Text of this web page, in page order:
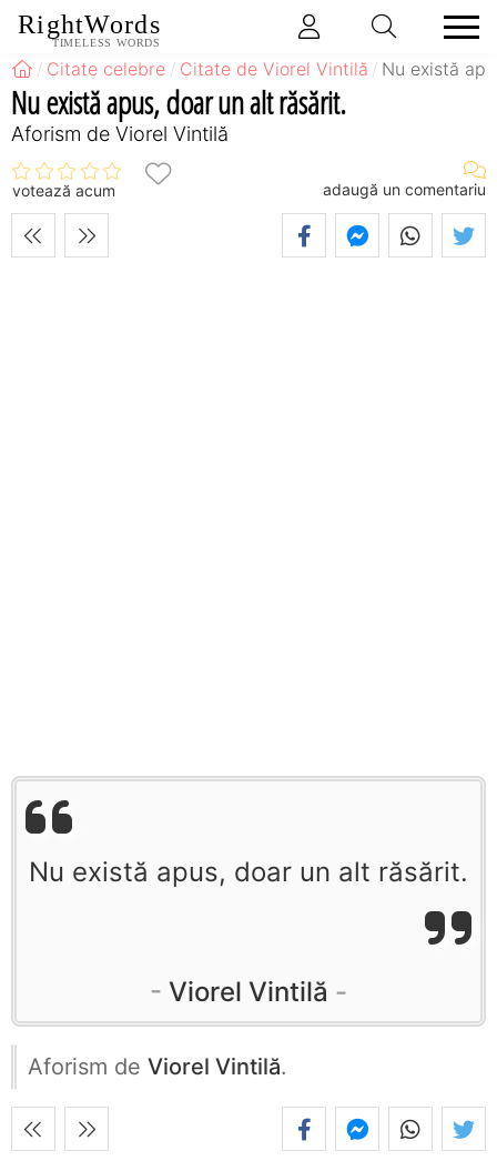
RightWords
TIMELESS WORDS
Citate celebre Citate de Viorel Vintilă Nu există
Nu există apus, doar un alt răsărit.
Aforism de Viorel Vintilă
votează acum adaugă un comentariu
Nu există apus, doar un alt răsărit.
Viorel Vintilă
Aforism de Viorel Vintilă.